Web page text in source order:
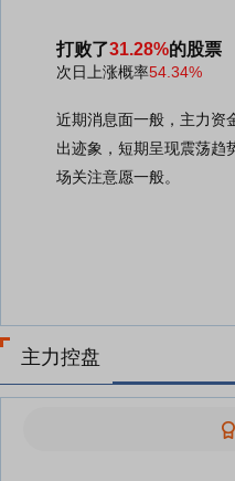
打败了31.28%的股票
次日上涨概率54.34%
近期消息面一般，主力资
出迹象，短期呈现震荡趋
场关注意愿一般。
主力控盘